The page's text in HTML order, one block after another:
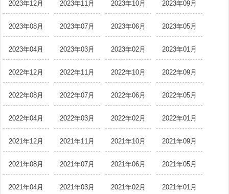
2023年12月 2023年11月 2023年10月 2023年09月
2023年08月 2023年07月 2023年06月 2023年05月
2023年04月 2023年03月 2023年02月 2023年01月
2022年12月 2022年11月 2022年10月 2022年09月
2022年08月 2022年07月 2022年06月 2022年05月
2022年04月 2022年03月 2022年02月 2022年01月
2021年12月 2021年11月 2021年10月 2021年09月
2021年08月 2021年07月 2021年06月 2021年05月
2021年04月 2021年03月 2021年02月 2021年01月